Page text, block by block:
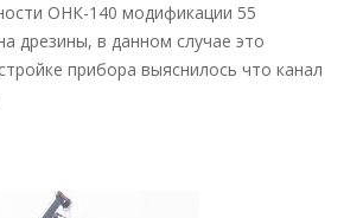
ОНК-140 модификации 55
дрезины, в данном случае это
прибора выяснилось что канал